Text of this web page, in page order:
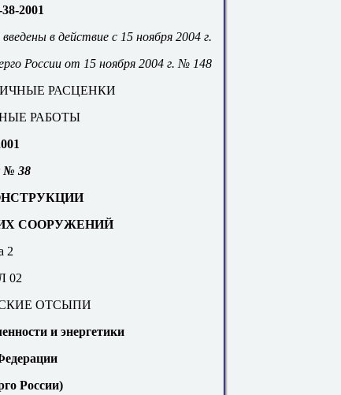
2001
в действие с 15 ноября 2004 г.
России от 15 ноября 2004 г. № 148
РАСЦЕНКИ
РАБОТЫ
№ 38
СООРУЖЕНИЙ
2
02
ОТСЫПИ
и энергетики
России)